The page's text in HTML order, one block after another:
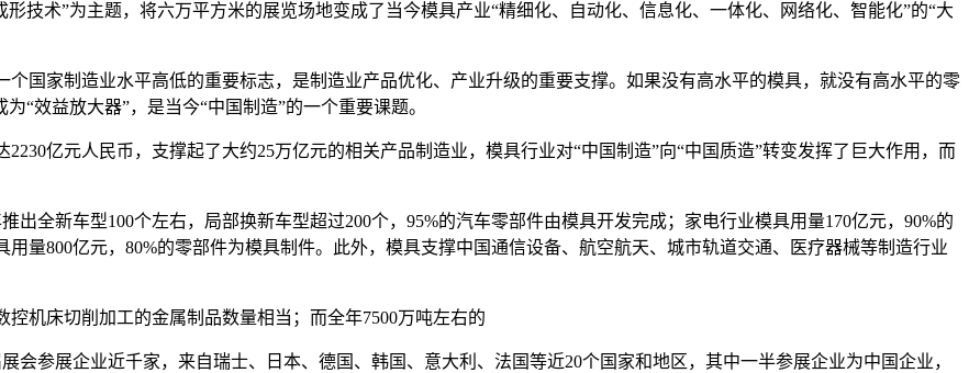
术”为主题，将六万平方米的展览场地变成了当今模具产业“精细化、自动化、信息化、一体化、网络化、智能化”的“大
家制造业水平高低的重要标志，是制造业产品优化、产业升级的重要支撑。如果没有高水平的模具，就没有高水平的零
“效益放大器”，是当今“中国制造”的一个重要课题。
亿元人民币，支撑起了大约25万亿元的相关产品制造业，模具行业对“中国制造”向“中国质造”转变发挥了巨大作用，而
全新车型100个左右，局部换新车型超过200个，95%的汽车零部件由模具开发完成；家电行业模具用量170亿元，90%的
量800亿元，80%的零部件为模具制件。此外，模具支撑中国通信设备、航空航天、城市轨道交通、医疗器械等制造行业
机床切削加工的金属制品数量相当；而全年7500万吨左右的
参展企业近千家，来自瑞士、日本、德国、韩国、意大利、法国等近20个国家和地区，其中一半参展企业为中国企业，